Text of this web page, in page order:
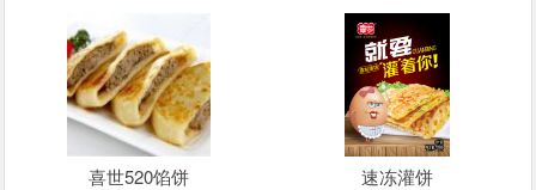
喜世520馅饼 速冻灌饼